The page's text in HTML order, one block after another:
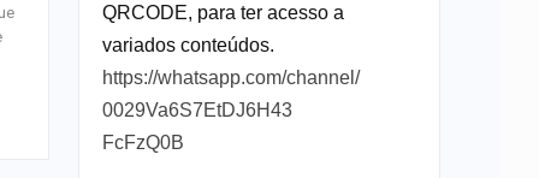
QRCODE, para ter acesso a
variados conteúdos.
https://whatsapp.com/channel/
0029Va6S7EtDJ6H43
FcFzQ0B